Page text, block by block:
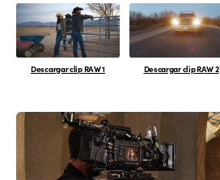
Descargar clip RAW 1 Descargar clip RAW 2